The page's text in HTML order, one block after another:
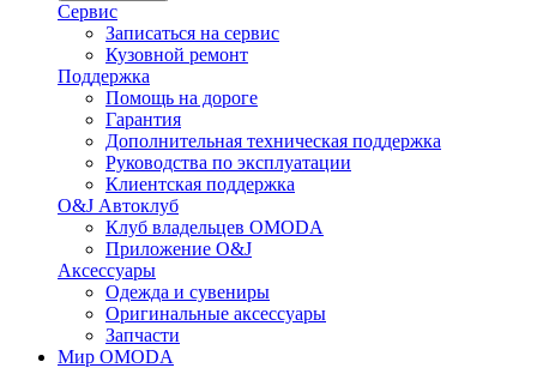
Сервис
Записаться на сервис
Кузовной ремонт
Поддержка
Помощь на дороге
Гарантия
Дополнительная техническая поддержка
Руководства по эксплуатации
Клиентская поддержка
O&J Автоклуб
Клуб владельцев OMODA
Приложение O&J
Аксессуары
Одежда и сувениры
Оригинальные аксессуары
Запчасти
Мир OMODA